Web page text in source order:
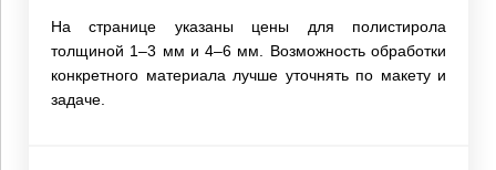
На странице указаны цены для полистирола
толщиной 1–3 мм и 4–6 мм. Возможность обработки
конкретного материала лучше уточнять по макету и
задаче.